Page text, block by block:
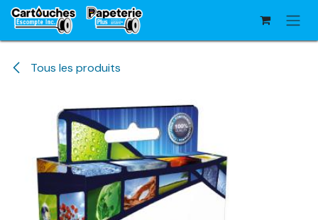
Se rendre au contenu
Tous les produits